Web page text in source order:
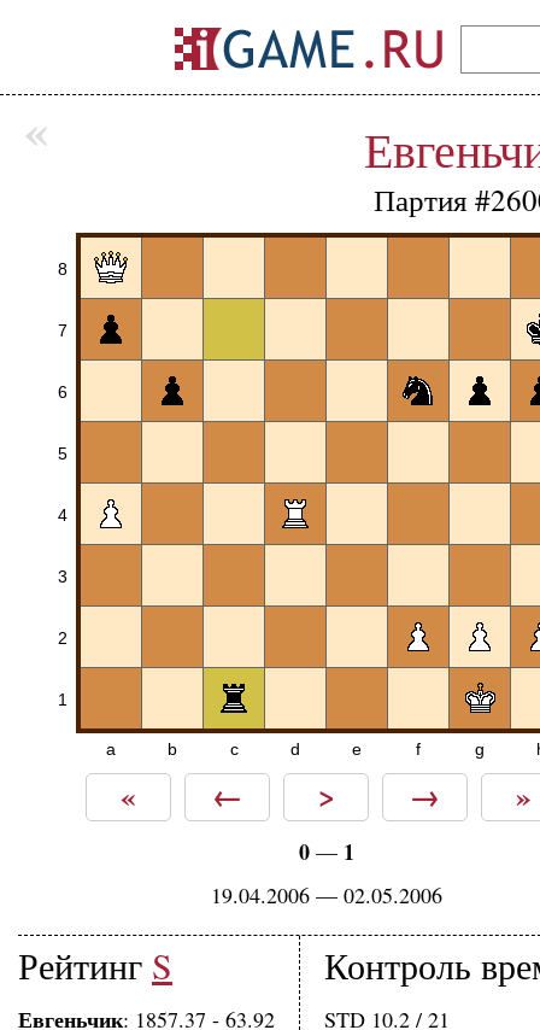
Партия
8
7
6
5
4
3
2
1
a b c d e f g
« ← > → »
0— 1
19.04.2006 — 02.05.2006
Рейтинг S
Евгеньчик: 1857.37 - 63.92
Контроль
STD 10.2 / 21
«